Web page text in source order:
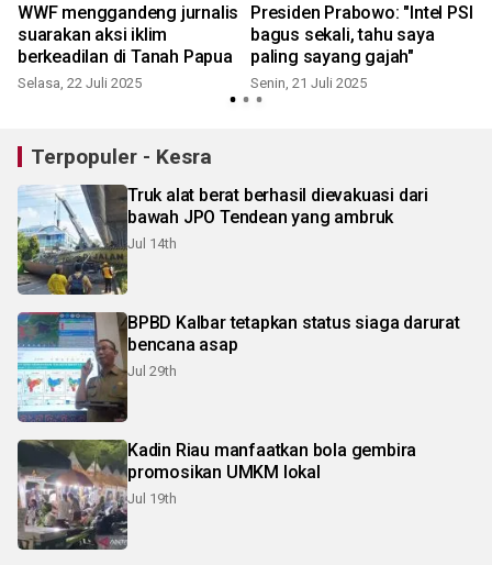
WWF menggandeng jurnalis
suarakan aksi iklim
berkeadilan di Tanah Papua
Selasa, 22 Juli 2025
Presiden Prabowo: "Intel PSI
bagus sekali, tahu saya
paling sayang gajah"
Senin, 21 Juli 2025
Terpopuler - Kesra
Truk alat berat berhasil dievakuasi dari
bawah JPO Tendean yang ambruk
Jul 14th
BPBD Kalbar tetapkan status siaga darurat
bencana asap
Jul 29th
Kadin Riau manfaatkan bola gembira
promosikan UMKM lokal
Jul 19th